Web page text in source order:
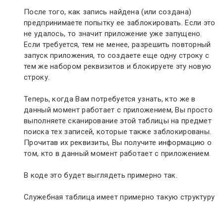
После того, как запись найдена (или создана)
предпринимаете попытку ее заблокировать. Если это
не удалось, то значит приложение уже запущено.
Если требуется, тем не менее, разрешить повторный
запуск приложения, то создаете еще одну строку с
тем же набором реквизитов и блокируете эту новую
строку.
Теперь, когда Вам потребуется узнать, кто же в
данный момент работает с приложением, Вы просто
выполняете сканирование этой таблицы на предмет
поиска тех записей, которые также заблокированы.
Прочитав их реквизиты, Вы получите информацию о
том, кто в данный момент работает с приложением.
В коде это будет выглядеть примерно так.
Служебная таблица имеет примерно такую структуру